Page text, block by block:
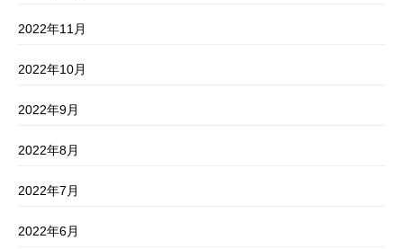
2022年11月
2022年10月
2022年9月
2022年8月
2022年7月
2022年6月